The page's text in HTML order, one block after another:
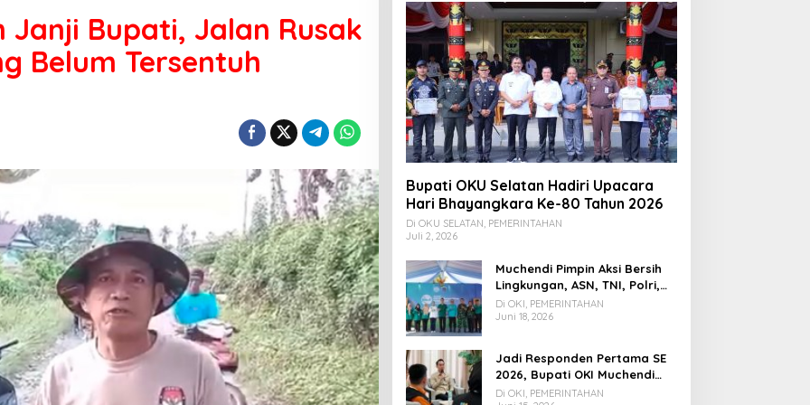
Janji Bupati, Jalan Rusak
Belum Tersentuh
Bupati OKU Selatan Hadiri Upacara
Hari Bhayangkara Ke-80 Tahun 2026
Di OKU SELATAN, PEMERINTAHAN
Juli 2, 2026
Muchendi Pimpin Aksi Bersih
Lingkungan, ASN, TNI, Polri,
dan Warga Bergotong
Royong
Di OKI, PEMERINTAHAN
Juni 18, 2026
Jadi Responden Pertama SE
2026, Bupati OKI Muchendi
Ajak Warga Beri Data Benar
Di OKI, PEMERINTAHAN